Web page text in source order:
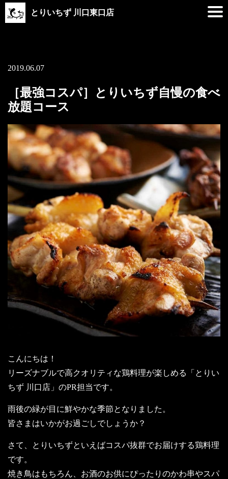
とりいちず 川口東口店
2019.06.07
［最強コスパ］とりいちず自慢の食べ
放題コース
こんにちは！
リーズナブルで高クオリティな鶏料理が楽しめる「とりい
ちず 川口店」のPR担当です。
雨後の緑が目に鮮やかな季節となりました。
皆さまはいかがお過ごしでしょうか？
さて、とりいちずといえばコスパ抜群でお届けする鶏料理
です。
焼き鳥はもちろん、お酒のお供にぴったりのかわ串やスパ